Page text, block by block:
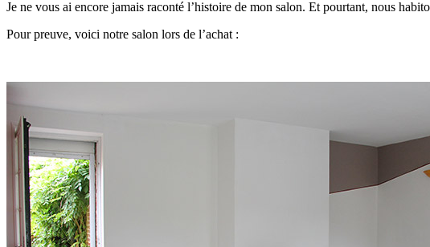
Je ne vous ai encore jamais raconté l’histoire de mon salon. Et pourtant, nous
Pour preuve, voici notre salon lors de l’achat :